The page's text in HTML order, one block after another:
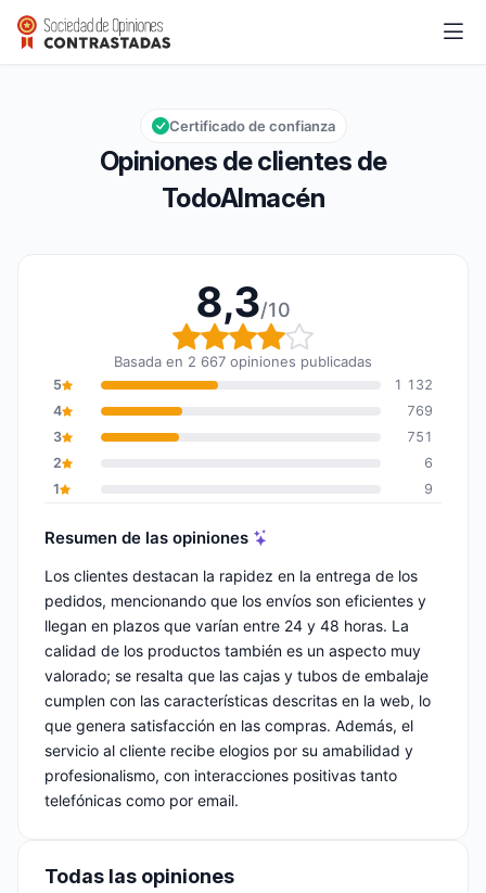
TodoAlmacén
Calificación global: 8,3 de 10
8,3/10
Opiniones de clientes de
TodoAlmacén
Certificado de confianza
8,3/10
Calificación global: 8,3
Basada en 2 667 opiniones publicadas
5
1 132
4
769
3
751
2
6
1
9
Resumen de las opiniones
Los clientes destacan la rapidez en la entrega de los
pedidos, mencionando que los envíos son eficientes y
llegan en plazos que varían entre 24 y 48 horas. La
calidad de los productos también es un aspecto muy
valorado; se resalta que las cajas y tubos de embalaje
cumplen con las características descritas en la web, lo
que genera satisfacción en las compras. Además, el
servicio al cliente recibe elogios por su amabilidad y
profesionalismo, con interacciones positivas tanto
telefónicas como por email.
Todas las opiniones